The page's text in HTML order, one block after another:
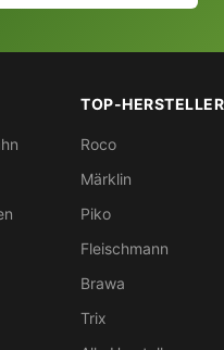
TOP-HERSTELLER
Roco
Märklin
Piko
Fleischmann
Brawa
Trix